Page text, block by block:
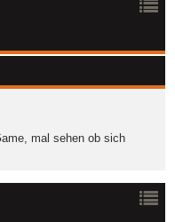
mal sehen ob sich